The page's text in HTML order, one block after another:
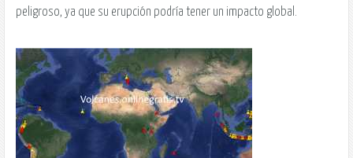
peligroso, ya que su erupción podría tener un impacto global.